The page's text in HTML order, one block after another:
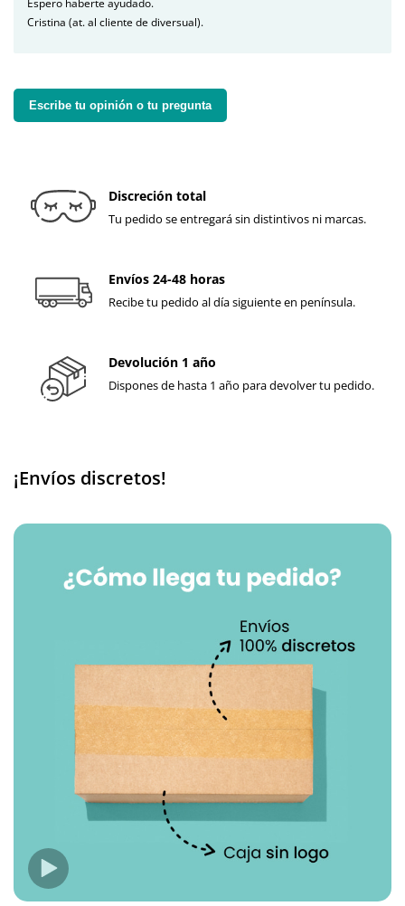
Cristina (at. al cliente de diversual).
Escribe tu opinión o tu pregunta
Discreción total
Tu pedido se entregará sin distintivos ni marcas.
Envíos 24-48 horas
Recibe tu pedido al día siguiente en península.
Devolución 1 año
Dispones de hasta 1 año para devolver tu pedido.
¡Envíos discretos!